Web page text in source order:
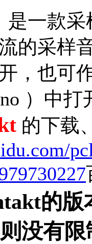
是一款
的采样
，也可
）中打
的下载
的版
没有限